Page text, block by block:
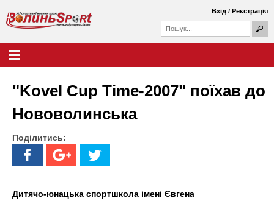
вмісту
В
и
н
ь
S
о
у
о
а
о
ш
Вхід / Реєстрація
"Kovel Cup Time-2007" поїхав до
Нововолинська
Поділитись:
Дитячо-юнацька спортшкола імені Євгена